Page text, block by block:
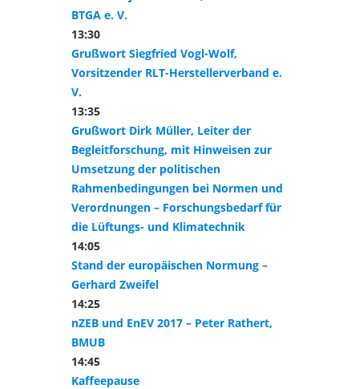
BTGA e. V.
13:30
Grußwort Siegfried Vogl-Wolf,
Vorsitzender RLT-Herstellerverband e.
V.
13:35
Grußwort Dirk Müller, Leiter der
Begleitforschung, mit Hinweisen zur
Umsetzung der politischen
Rahmenbedingungen bei Normen und
Verordnungen – Forschungsbedarf für
die Lüftungs- und Klimatechnik
14:05
Stand der europäischen Normung –
Gerhard Zweifel
14:25
nZEB und EnEV 2017 – Peter Rathert,
BMUB
14:45
Kaffeepause